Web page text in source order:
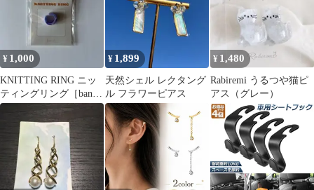
¥ 1,000
KNITTING RING ニッ
ティングリング［banul
story ］
¥ 1,899
天然シェル レクタング
ル フラワーピアス
¥ 1,480
Rabiremi うるつや猫ピ
アス（グレー）